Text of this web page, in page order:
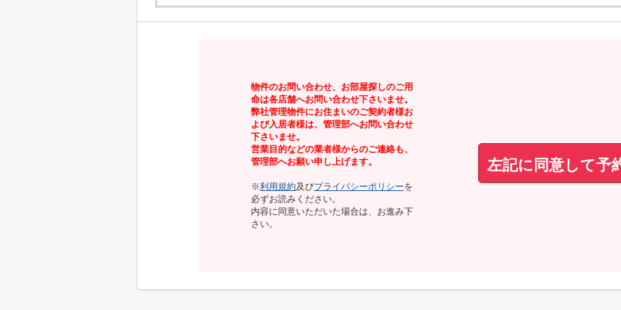
物件のお問い合わせ、お部屋探しのご用
命は各店舗へお問い合わせ下さいませ。
弊社管理物件にお住まいのご契約者様お
よび入居者様は、管理部へお問い合わせ
下さいませ。
営業目的などの業者様からのご連絡も、
管理部へお願い申し上げます。
※利用規約及びプライバシーポリシーを
必ずお読みください。
内容に同意いただいた場合は、お進み下
さい。
左記に同意して予